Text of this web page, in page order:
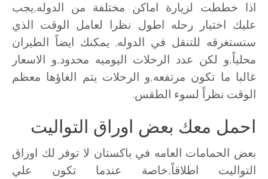
اذا خططت لزيارة اماكن مختلفة من الدوله,يجب
عليك اختيار رحله اطول نظرا لعامل الوقت الذي
ستستغرقه للتنقل في الدوله. يمكنك ايضاً الطيران
محلياً,و لكن عدد الرحلات اليوميه محدود,و الاسعار
غالبا ما تكون مرتفعه,و الرحلات يتم الغاؤها معظم
الوقت نظراً لسوء الطقس.
احمل معك بعض اوراق التواليت
بعض الحمامات العامه في باكستان لا توفر لك اوراق
التواليت اطلاقاً,خاصة عندما تكون علي